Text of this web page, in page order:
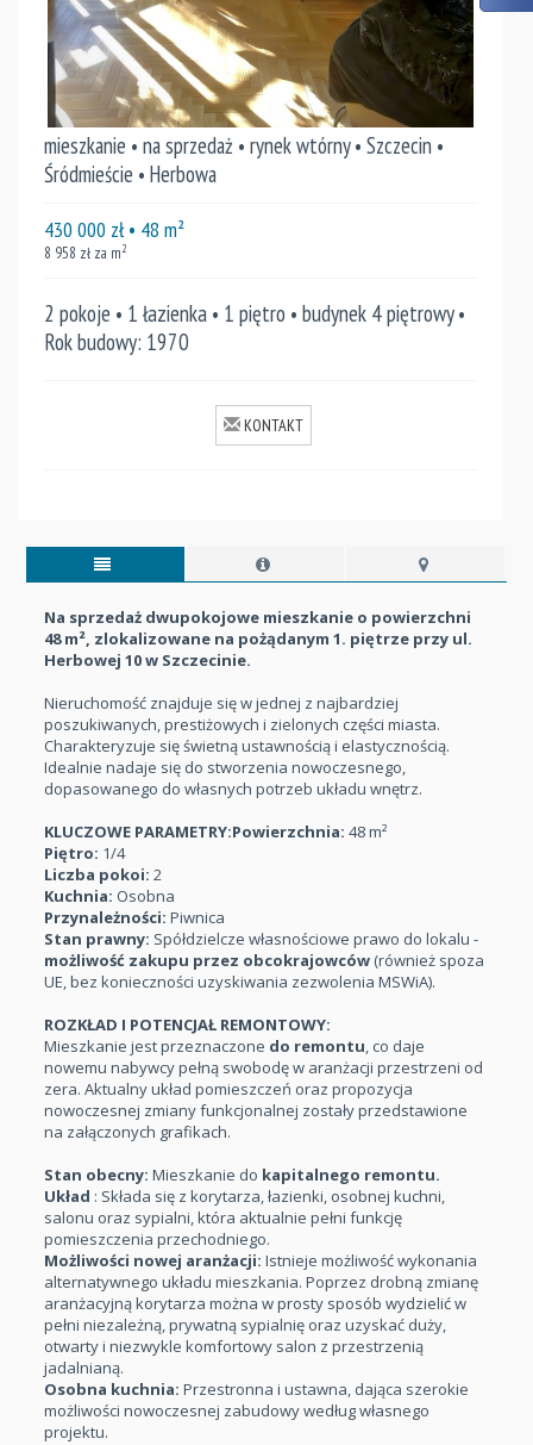
mieszkanie • na sprzedaż • rynek wtórny • Szczecin •
Śródmieście • Herbowa
430 000 zł• 48 m²
8 958 zł za m2
2 pokoje • 1 łazienka • 1 piętro • budynek 4 piętrowy •
Rok budowy: 1970
KONTAKT
Na sprzedaż dwupokojowe mieszkanie o powierzchni
48 m², zlokalizowane na pożądanym 1. piętrze przy ul.
Herbowej 10 w Szczecinie.
Nieruchomość znajduje się w jednej z najbardziej
poszukiwanych, prestiżowych i zielonych części miasta.
Charakteryzuje się świetną ustawnością i elastycznością.
Idealnie nadaje się do stworzenia nowoczesnego,
dopasowanego do własnych potrzeb układu wnętrz.
KLUCZOWE PARAMETRY:Powierzchnia: 48 m²
Piętro: 1/4
Liczba pokoi: 2
Kuchnia: Osobna
Przynależności: Piwnica
Stan prawny: Spółdzielcze własnościowe prawo do lokalu -
możliwość zakupu przez obcokrajowców (również spoza
UE, bez konieczności uzyskiwania zezwolenia MSWiA).
ROZKŁAD I POTENCJAŁ REMONTOWY:
Mieszkanie jest przeznaczone do remontu, co daje
nowemu nabywcy pełną swobodę w aranżacji przestrzeni od
zera. Aktualny układ pomieszczeń oraz propozycja
nowoczesnej zmiany funkcjonalnej zostały przedstawione
na załączonych grafikach.
Stan obecny: Mieszkanie do kapitalnego remontu.
Układ : Składa się z korytarza, łazienki, osobnej kuchni,
salonu oraz sypialni, która aktualnie pełni funkcję
pomieszczenia przechodniego.
Możliwości nowej aranżacji: Istnieje możliwość wykonania
alternatywnego układu mieszkania. Poprzez drobną zmianę
aranżacyjną korytarza można w prosty sposób wydzielić w
pełni niezależną, prywatną sypialnię oraz uzyskać duży,
otwarty i niezwykle komfortowy salon z przestrzenią
jadalnianą.
Osobna kuchnia: Przestronna i ustawna, dająca szerokie
możliwości nowoczesnej zabudowy według własnego
projektu.